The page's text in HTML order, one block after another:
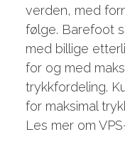
verden, med
følge. Barefoot
med billige
for og med
trykkfordeling.
for maksimal
Les mer om